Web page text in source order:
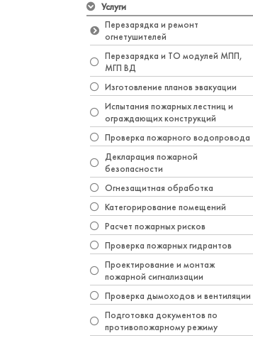
Услуги
Перезарядка и ремонт
огнетушителей
Перезарядка и ТО модулей МПП,
МГП ВД
Изготовление планов эвакуации
Испытания пожарных лестниц и
ограждающих конструкций
Проверка пожарного водопровода
Декларация пожарной
безопасности
Огнезащитная обработка
Категорирование помещений
Расчет пожарных рисков
Проверка пожарных гидрантов
Проектирование и монтаж
пожарной сигнализации
Проверка дымоходов и вентиляции
Подготовка документов по
противопожарному режиму